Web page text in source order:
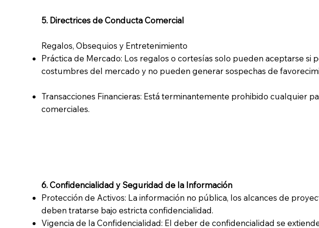
5. Directrices de Conducta Comercial
Regalos, Obsequios y Entretenimiento
Práctica de Mercado: Los regalos o cortesías solo pueden aceptarse
costumbres del mercado y no pueden generar sospechas de
Transacciones Financieras: Está terminantemente prohibido cualquier
comerciales.
6. Confidencialidad y Seguridad de la Información
Protección de Activos: La información no pública, los alcances de
deben tratarse bajo estricta confidencialidad.
Vigencia de la Confidencialidad: El deber de confidencialidad se